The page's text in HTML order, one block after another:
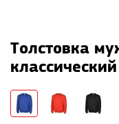
Толстовка